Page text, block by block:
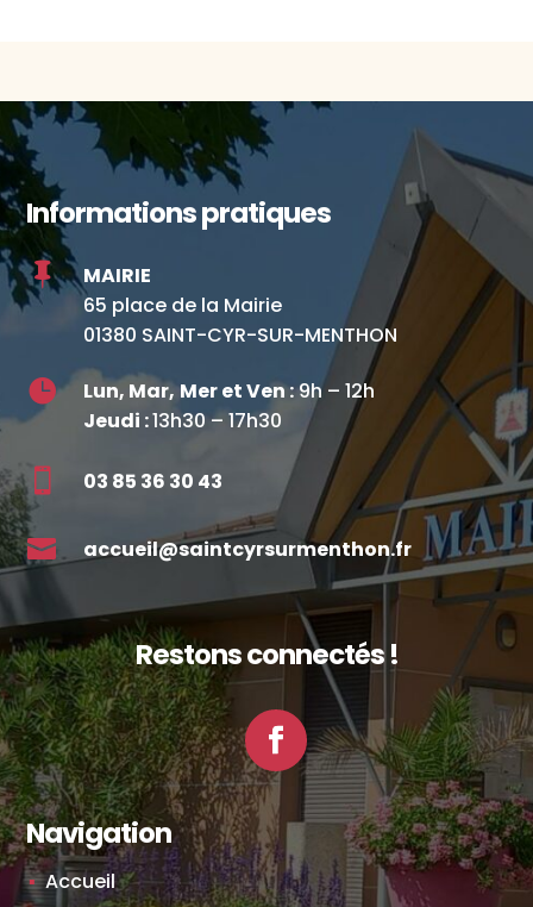
Informations pratiques

MAIRIE
65 place de la Mairie
01380 SAINT-CYR-SUR-MENTHON
 Lun, Mar,Mer et Ven :9h – 12h
Jeudi :13h30 – 17h30
 03 85 36 30 43
 accueil@saintcyrsurmenthon.fr
Restons connectés !
Facebook
Navigation
Accueil